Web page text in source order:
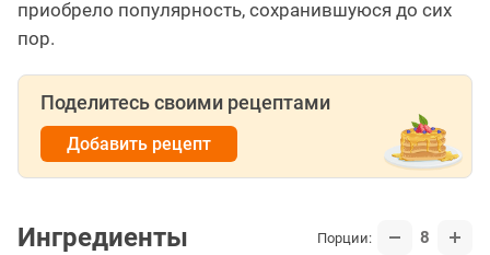
приобрело популярность, сохранившуюся до сих
пор.
Поделитесь своими рецептами
Добавить рецепт
Ингредиенты Порции: 8